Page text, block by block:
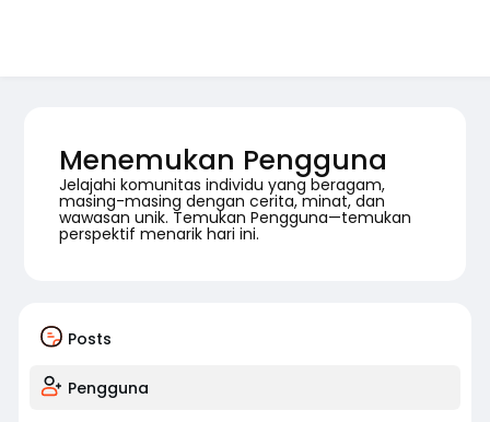
Menemukan Pengguna
Jelajahi komunitas individu yang beragam,
masing-masing dengan cerita, minat, dan
wawasan unik. Temukan Pengguna—temukan
perspektif menarik hari ini.
Posts
Pengguna